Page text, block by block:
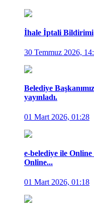
İhale İptali Bildirimi
30 Temmuz 2026,
Belediye
yayınladı.
01 Mart 2026, 01:28
e-belediye ile
Online...
01 Mart 2026, 01:18